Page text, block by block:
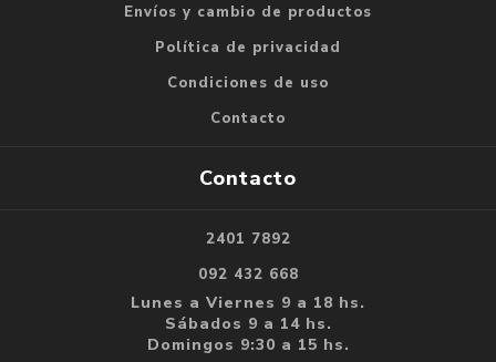
Envíos y cambio de productos
Política de privacidad
Condiciones de uso
Contacto
Contacto
2401 7892
092 432 668
Lunes a Viernes 9 a 18 hs.
Sábados 9 a 14 hs.
Domingos 9:30 a 15 hs.